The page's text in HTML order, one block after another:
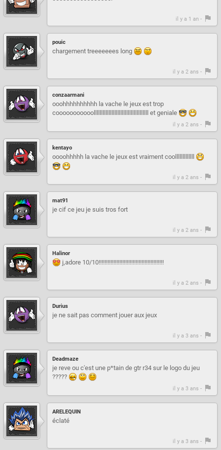
il y a 1 an -
pouic
chargement treeeeeees long
il y a 2 ans -
conzaarmani
ooohhhhhhhhhh la vache le jeux est trop
cooooooooooolllllllllllllllllllllllllllllllllllll et geniale
il y a 2 ans -
kentayo
oooohhhhh la vache le jeux est vraiment coolllllllllllll
il y a 2 ans -
mat91
je cif ce jeu je suis tros fort
il y a 2 ans -
Halinor
j,adore 10/10!!!!!!!!!!!!!!!!!!!!!!!!!!!!!!!!!!!!!!!!!!!!
il y a 2 ans -
Durius
je ne sait pas comment jouer aux jeux
il y a 3 ans -
Deadmaze
je reve ou c'est une p*tain de gtr r34 sur le logo du jeu
?????
il y a 3 ans -
ARELEQUIN
éclaté
il y a 3 ans -